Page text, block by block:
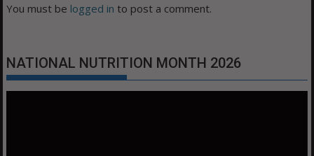
You must be logged in to post a comment.
NATIONAL NUTRITION MONTH 2026